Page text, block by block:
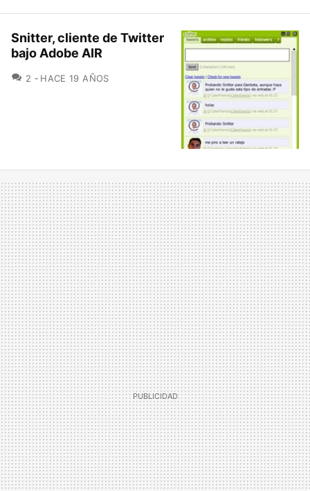
Snitter, cliente de Twitter
bajo Adobe AIR
2 COMENTARIOS
HACE 19 AÑOS